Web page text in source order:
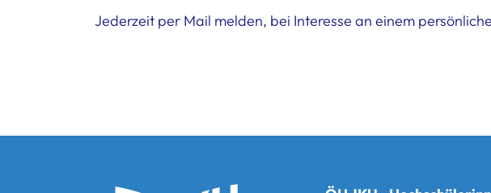
Jederzeit per Mail melden, bei Interesse an einem